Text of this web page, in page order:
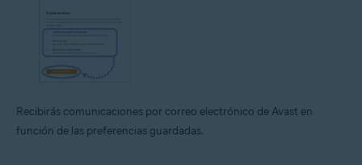
Recibirás comunicaciones por correo electrónico de Avast en
función de las preferencias guardadas.